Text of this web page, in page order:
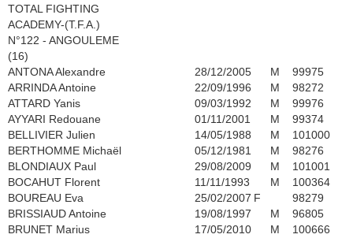
TOTAL FIGHTING
ACADEMY-(T.F.A.)
N°122 - ANGOULEME
(16)
ANTONA Alexandre
28/12/2005 M
99975
ARRINDA Antoine
22/09/1996 M
98272
ATTARD Yanis
09/03/1992 M
99976
AYYARI Redouane
01/11/2001 M
99374
BELLIVIER Julien
14/05/1988 M
101000
BERTHOMME Michaël
05/12/1981 M
98276
BLONDIAUX Paul
29/08/2009 M
101001
BOCAHUT Florent
11/11/1993 M
100364
BOUREAU Eva
25/02/2007 F
98279
BRISSIAUD Antoine
19/08/1997 M
96805
BRUNET Marius
17/05/2010 M
100666